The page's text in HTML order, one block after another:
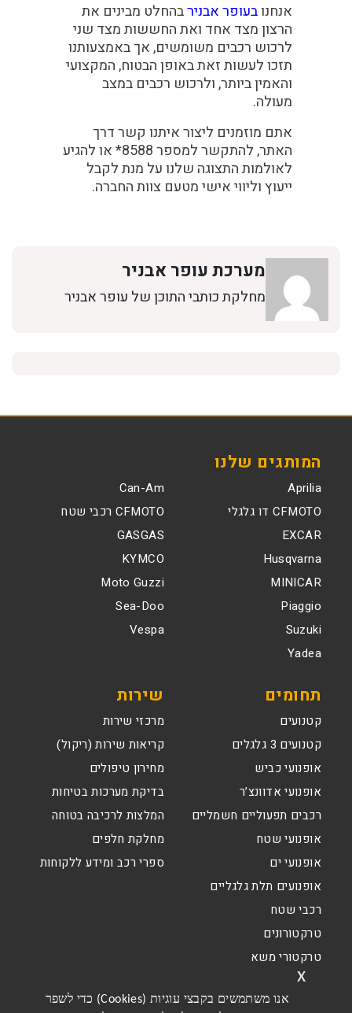
אנחנובעופר אבנירבהחלט מבינים את
הרצון מצד אחד ואת החששות מצד שני
לרכוש רכבים משומשים, אך באמצעותנו
תזכו לעשות זאת באופן הבטוח, המקצועי
והאמין ביותר, ולרכוש רכבים במצב
מעולה.
אתם מוזמנים ליצור איתנו קשר דרך
האתר, להתקשר למספר 8588* או להגיע
לאולמות התצוגה שלנו על מנת לקבל
ייעוץ וליווי אישי מטעם צוות החברה.
מערכת עופר אבניר
מחלקת כותבי התוכן של עופר אבניר
אנו משתמשים בקבצי עוגיות (Cookies) כדי לשפר
x
המותגים שלנו
Aprilia
Can-Am
CFMOTO דו גלגלי
CFMOTO רכבי שטח
EXCAR
GASGAS
Husqvarna
KYMCO
MINICAR
Moto Guzzi
Piaggio
Sea-Doo
Suzuki
Vespa
Yadea
תחומים
קטנועים
קטנועים 3 גלגלים
אופנועי כביש
אופנועי אדוונצ’ר
רכבים תפעוליים חשמליים
אופנועי שטח
אופנועי ים
אופנועים תלת גלגליים
רכבי שטח
טרקטורונים
טרקטורי משא
שירות
מרכזי שירות
קריאות שירות (ריקול)
מחירון טיפולים
בדיקת מערכות בטיחות
המלצות לרכיבה בטוחה
מחלקת חלפים
ספרי רכב ומידע ללקוחות